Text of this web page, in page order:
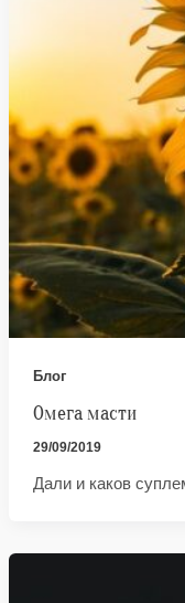
Блог
Омега масти
29/09/2019
Дали и каков